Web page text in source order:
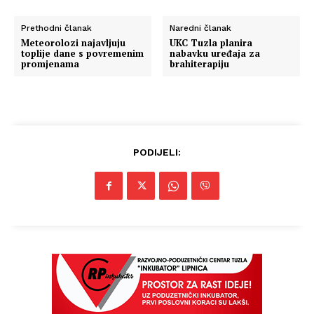
Prethodni članak
Meteorolozi najavljuju
toplije dane s povremenim
promjenama
Naredni članak
UKC Tuzla planira
nabavku uređaja za
brahiterapiju
PODIJELI: